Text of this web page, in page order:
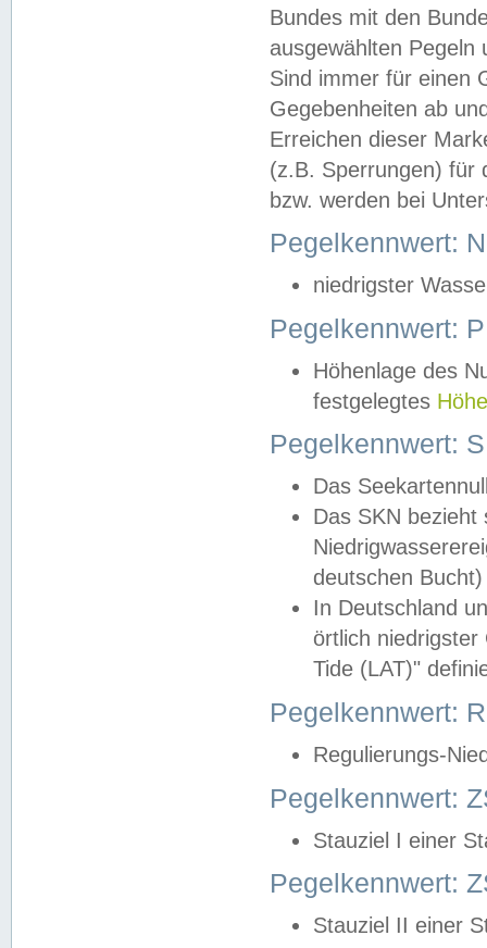
Bundes mit den
ausgewählten
Sind immer für einen
Gegebenheiten ab
Erreichen dieser
(z.B. Sperrungen) für
bzw. werden bei
Pegelkennwert:
niedrigster
Pegelkennwert:
Höhenlage des
festgelegtes
Pegelkennwert:
Das
Das SKN
deutschen
In Deutschland
örtlich
Tide (LAT)"
Pegelkennwert:
Regulierungs-
Pegelkennwert:
Stauziel I einer
Pegelkennwert:
Stauziel II einer